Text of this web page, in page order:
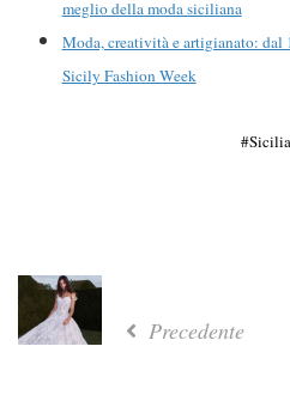
meglio della moda siciliana
Moda, creatività e artigianato: dal
Sicily Fashion Week
Sicilia
Precedente